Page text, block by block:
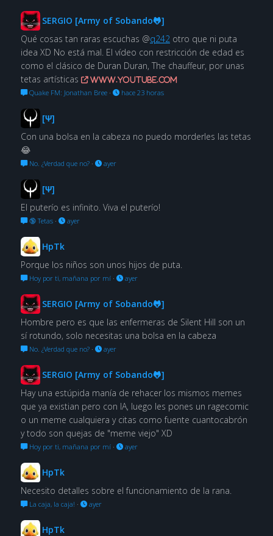
SERGIO [Army of Sobando🐸]
Qué cosas tan raras escuchas @q242 otro que ni puta
idea XD No está mal. El vídeo con restricción de edad es
como el clásico de Duran Duran, The chauffeur, por unas
tetas artísticas
www.youtube.com
Quake FM: Jonathan Bree· hace 23 horas
[Ψ]
Con una bolsa en la cabeza no puedo morderles las tetas
😂
No. ¿Verdad que no?· ayer
[Ψ]
El puterío es infinito. Viva el puterío!
🔞 Tetas· ayer
HpTk
Porque los niños son unos hijos de puta.
Hoy por ti, mañana por mí· ayer
SERGIO [Army of Sobando🐸]
Hombre pero es que las enfermeras de Silent Hill son un
sí rotundo, solo necesitas una bolsa en la cabeza
No. ¿Verdad que no?· ayer
SERGIO [Army of Sobando🐸]
Hay una estúpida manía de rehacer los mismos memes
que ya existian pero con IA, luego les pones un ragecomic
o un meme cualquiera y citas como fuente cuantocabrón
y todo son quejas de "meme viejo" XD
Hoy por ti, mañana por mí· ayer
HpTk
Necesito detalles sobre el funcionamiento de la rana.
La caja, la caja! · ayer
HpTk